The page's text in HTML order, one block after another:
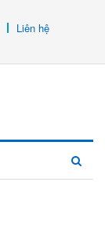
Liên hệ